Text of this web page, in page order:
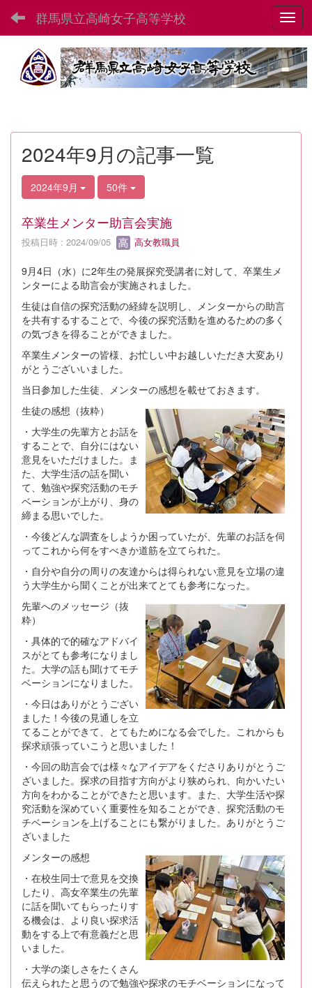
群馬県立高崎女子高等学校
2024年9月の記事一覧
2024年9月 50件
卒業生メンター助言会実施
投稿日時 : 2024/09/05 高女教職員
9月4日（水）に2年生の発展探究受講者に対して、卒業生メ
ンターによる助言会が実施されました。
生徒は自信の探究活動の経緯を説明し、メンターからの助言
を共有するすることで、今後の探究活動を進めるための多く
の気づきを得ることができました。
卒業生メンターの皆様、お忙しい中お越しいただき大変あり
がとうございいました。
当日参加した生徒、メンターの感想を載せておきます。
生徒の感想（抜粋）
・大学生の先輩方とお話を
することで、自分にはない
意見をいただけました。ま
た、大学生活の話を聞い
て、勉強や探究活動のモチ
ベーションが上がり、身の
締まる思いでした。
・今後どんな調査をしようか困っていたが、先輩のお話を伺
ってこれから何をすべきか道筋を立てられた。
・自分や自分の周りの友達からは得られない意見を立場の違
う大学生から聞くことが出来てとても参考になった。
先輩へのメッセージ（抜
粋）
・具体的で的確なアドバイ
スがとても参考になりまし
た。大学の話も聞けてモチ
ベーションになりました。
・今日はありがとうござい
ました！今後の見通しを立
てることができて、とてもためになる会でした。これからも
探求頑張っていこうと思いました！
・今回の助言会では様々なアイデアをくださりありがとうご
ざいました。探求の目指す方向がより狭められ、向かいたい
方向をわかることができたと思います。また、大学生活や探
究活動を深めていく重要性を知ることができ、探究活動のモ
チベーションを上げることにも繋がりました。ありがとうご
ざいました
メンターの感想
・在校生同士で意見を交換
したり、高女卒業生の先輩
に話を聞いてもらったりす
る機会は、より良い探求活
動をする上で有意義だと思
いました。
・大学の楽しさをたくさん
伝えられたと思うので勉強や探求のモチベーションになって